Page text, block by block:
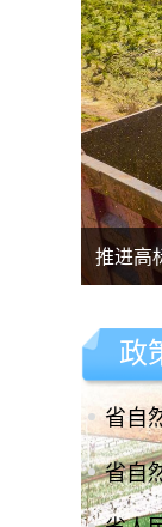
推进高
政
省自
省自